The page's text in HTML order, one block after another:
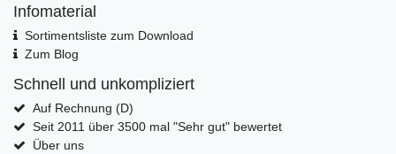
Infomaterial
Sortimentsliste zum Download
Zum Blog
Schnell und unkompliziert
Auf Rechnung (D)
Seit 2011 über 3500 mal "Sehr gut" bewertet
Über uns